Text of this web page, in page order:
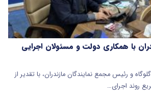
با همکاری دولت و مسئولان اجرایی
و رئیس مجمع نمایندگان مازندران، با تقدیر از
روند اجرای…